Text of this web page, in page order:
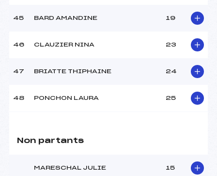
45 BARD AMANDINE 19
46 CLAUZIER NINA 23
47 BRIATTE THIPHAINE 24
48 PONCHON LAURA 25
Non partants
MARESCHAL JULIE 15